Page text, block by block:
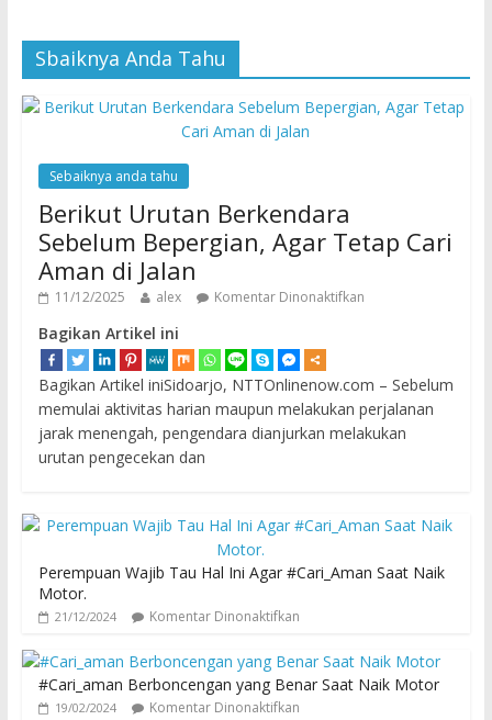
Sbaiknya Anda Tahu
Sebaiknya anda tahu
Berikut Urutan Berkendara
Sebelum Bepergian, Agar Tetap Cari
Aman di Jalan
11/12/2025 alex Komentar Dinonaktifkan
Bagikan Artikel ini
Bagikan Artikel iniSidoarjo, NTTOnlinenow.com – Sebelum
memulai aktivitas harian maupun melakukan perjalanan
jarak menengah, pengendara dianjurkan melakukan
urutan pengecekan dan
Perempuan Wajib Tau Hal Ini Agar #Cari_Aman Saat Naik
Motor.
21/12/2024 Komentar Dinonaktifkan
#Cari_aman Berboncengan yang Benar Saat Naik Motor
19/02/2024 Komentar Dinonaktifkan